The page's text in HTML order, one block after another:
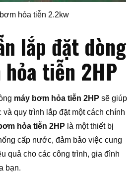
hỏa tiễn 2.2kw
lắp đặt dòng
hỏa tiễn 2HP
máy bơm hỏa tiễn 2HP sẽ giúp
và quy trình lắp đặt một cách chính
hỏa tiễn 2HP là một thiết bị
cấp nước, đảm bảo việc cung
quả cho các công trình, gia đình
bạn.